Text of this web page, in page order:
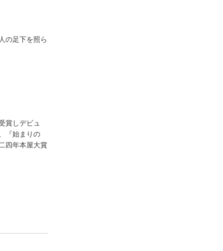
の足下を照ら
賞しデビュ
『始まりの
四年本屋大賞